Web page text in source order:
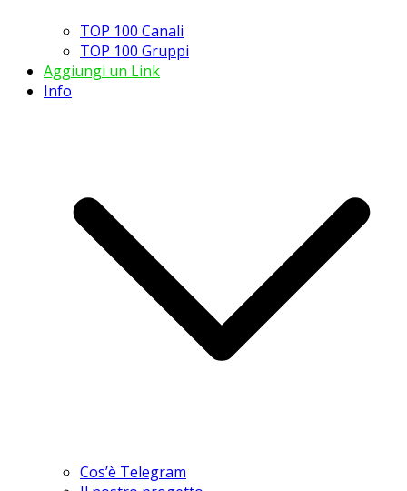
TOP 100 Canali
TOP 100 Gruppi
Aggiungi un Link
Info
Cos’è Telegram